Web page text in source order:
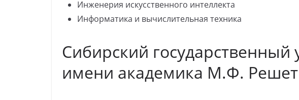
Инженерия искусственного интеллекта
Информатика и вычислительная техника
Сибирский государственный
имени академика М.Ф.